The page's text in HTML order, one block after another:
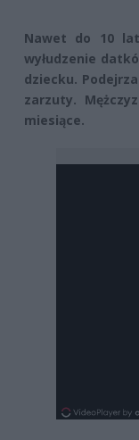
Nawet do 10
wyłudzenie
dziecku.
zarzuty.
miesiące.